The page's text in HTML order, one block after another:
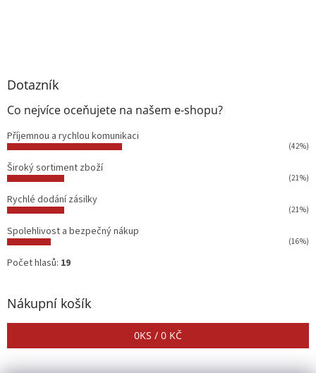
Dotazník
Co nejvíce oceňujete na našem e-shopu?
Příjemnou a rychlou komunikaci
(42%)
Široký sortiment zboží
(21%)
Rychlé dodání zásilky
(21%)
Spolehlivost a bezpečný nákup
(16%)
Počet hlasů: 19
Nákupní košík
0KS / 0 KČ